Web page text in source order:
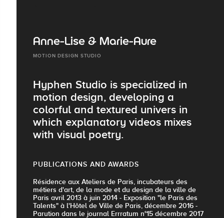
Anne-Lise & Marie-Aure
MOTION DESIGN STUDIO
Hyphen Studio is specialized in
motion design, developing a
colorful and textured univers in
which explanatory videos mixes
with visual poetry.
PUBLICATIONS AND AWARDS
Résidence aux Ateliers de Paris, incubateurs des
métiers d'art, de la mode et du design de la ville de
Paris avril 2013 à juin 2014 - Exposition "le Paris des
Talents" à l'Hôtel de Ville de Paris, décembre 2016 -
Parution dans le journal Errratum n°15 décembre 2017